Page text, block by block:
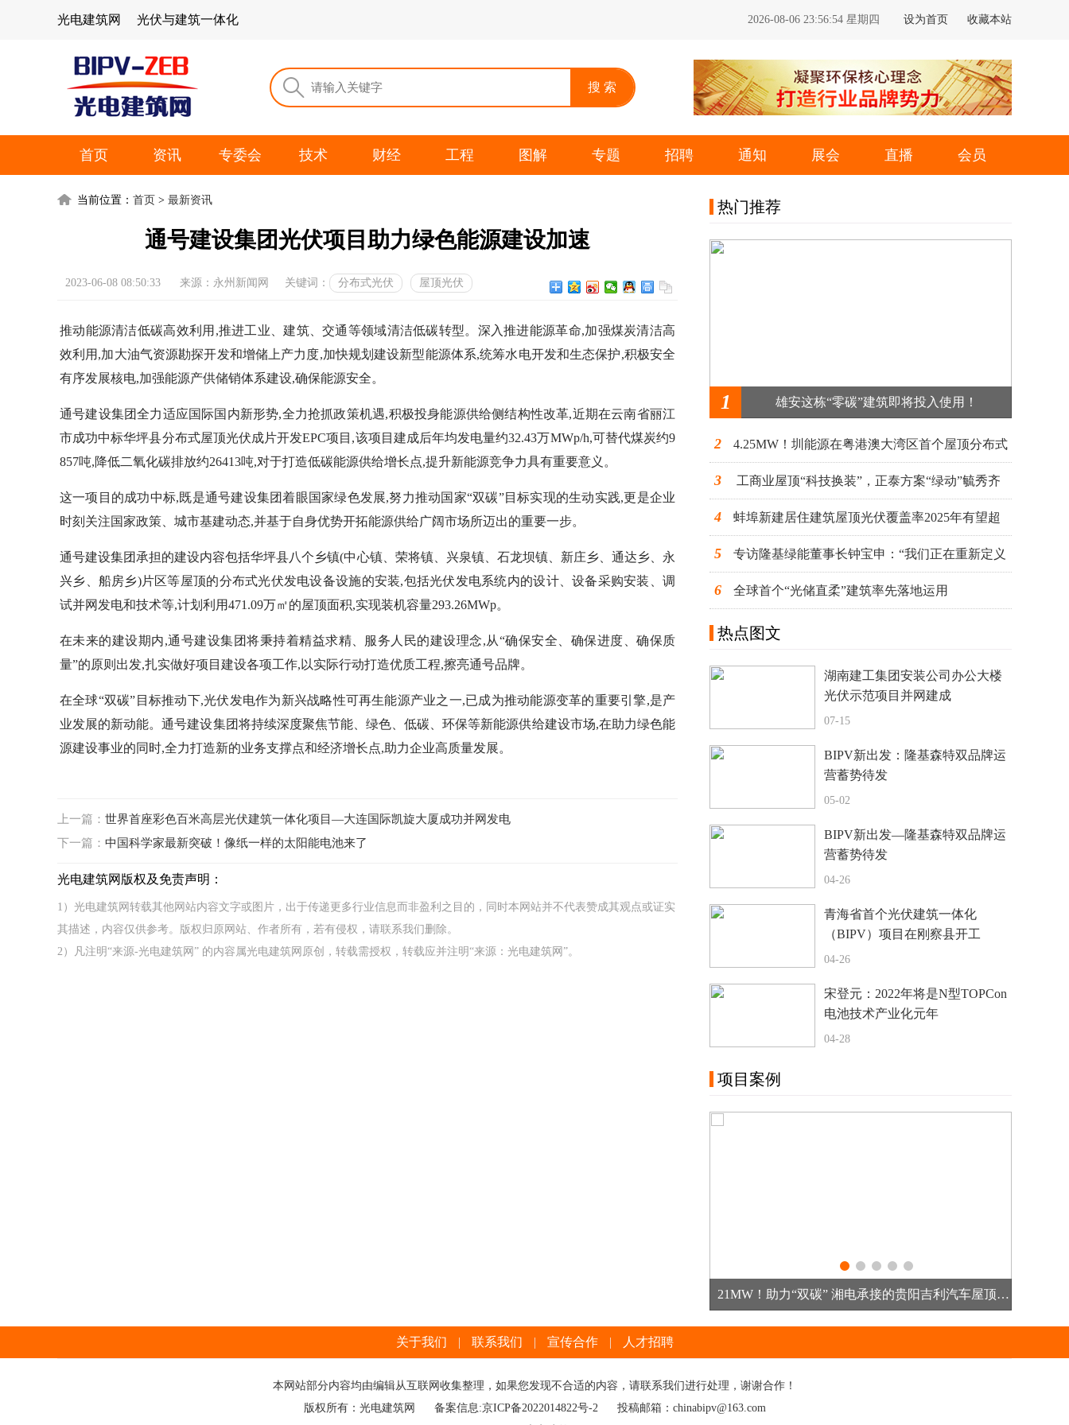
光电建筑网 光伏与建筑一体化 2026-08-06 23:56:54 星期四 设为首页 收藏本站
首页 资讯 专委会 技术 财经 工程 图解 专题 招聘 通知 展会 直播 会员
当前位置： 首页 > 最新资讯
通号建设集团光伏项目助力绿色能源建设加速
2023-06-08 08:50:33 来源：永州新闻网 关键词： 分布式光伏 屋顶光伏
推动能源清洁低碳高效利用,推进工业、建筑、交通等领域清洁低碳转型。深入推进能源革命,加强煤炭清洁高
效利用,加大油气资源勘探开发和增储上产力度,加快规划建设新型能源体系,统筹水电开发和生态保护,积极安全
有序发展核电,加强能源产供储销体系建设,确保能源安全。
通号建设集团全力适应国际国内新形势,全力抢抓政策机遇,积极投身能源供给侧结构性改革,近期在云南省丽江
市成功中标华坪县分布式屋顶光伏成片开发EPC项目,该项目建成后年均发电量约32.43万MWp/h,可替代煤炭约9
857吨,降低二氧化碳排放约26413吨,对于打造低碳能源供给增长点,提升新能源竞争力具有重要意义。
这一项目的成功中标,既是通号建设集团着眼国家绿色发展,努力推动国家“双碳”目标实现的生动实践,更是企业
时刻关注国家政策、城市基建动态,并基于自身优势开拓能源供给广阔市场所迈出的重要一步。
通号建设集团承担的建设内容包括华坪县八个乡镇(中心镇、荣将镇、兴泉镇、石龙坝镇、新庄乡、通达乡、永
兴乡、船房乡)片区等屋顶的分布式光伏发电设备设施的安装,包括光伏发电系统内的设计、设备采购安装、调
试并网发电和技术等,计划利用471.09万㎡的屋顶面积,实现装机容量293.26MWp。
在未来的建设期内,通号建设集团将秉持着精益求精、服务人民的建设理念,从“确保安全、确保进度、确保质
量”的原则出发,扎实做好项目建设各项工作,以实际行动打造优质工程,擦亮通号品牌。
在全球“双碳”目标推动下,光伏发电作为新兴战略性可再生能源产业之一,已成为推动能源变革的重要引擎,是产
业发展的新动能。通号建设集团将持续深度聚焦节能、绿色、低碳、环保等新能源供给建设市场,在助力绿色能
源建设事业的同时,全力打造新的业务支撑点和经济增长点,助力企业高质量发展。
上一篇： 世界首座彩色百米高层光伏建筑一体化项目—大连国际凯旋大厦成功并网发电
下一篇： 中国科学家最新突破！像纸一样的太阳能电池来了
光电建筑网版权及免责声明：
1）光电建筑网转载其他网站内容文字或图片，出于传递更多行业信息而非盈利之目的，同时本网站并不代表赞成其观点或证实
其描述，内容仅供参考。版权归原网站、作者所有，若有侵权，请联系我们删除。
2）凡注明“来源-光电建筑网” 的内容属光电建筑网原创，转载需授权，转载应并注明“来源：光电建筑网”。
热门推荐
雄安这栋“零碳”建筑即将投入使用！
1
2 4.25MW！圳能源在粤港澳大湾区首个屋顶分布式
光伏项目并网发电
3 工商业屋顶“科技换装”，正泰方案“绿动”毓秀齐
鲁
4 蚌埠新建居住建筑屋顶光伏覆盖率2025年有望超
九成
5 专访隆基绿能董事长钟宝申：“我们正在重新定义
BIPV”
6 全球首个“光储直柔”建筑率先落地运用
热点图文
湖南建工集团安装公司办公大楼
光伏示范项目并网建成
07-15
BIPV新出发：隆基森特双品牌运
营蓄势待发
05-02
BIPV新出发—隆基森特双品牌运
营蓄势待发
04-26
青海省首个光伏建筑一体化
（BIPV）项目在刚察县开工
04-26
宋登元：2022年将是N型TOPCon
电池技术产业化元年
04-28
项目案例
21MW！助力“双碳” 湘电承接的贵阳吉利汽车屋顶分布式光伏项目开工
关于我们 | 联系我们 | 宣传合作 | 人才招聘
本网站部分内容均由编辑从互联网收集整理，如果您发现不合适的内容，请联系我们进行处理，谢谢合作！
版权所有：光电建筑网
备案信息:京ICP备2022014822号-2
投稿邮箱：chinabipv@163.com